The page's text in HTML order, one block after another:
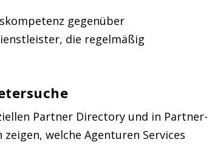
gegenüber
die regelmäßig
Partner Directory und in Partner-
welche Agenturen Services